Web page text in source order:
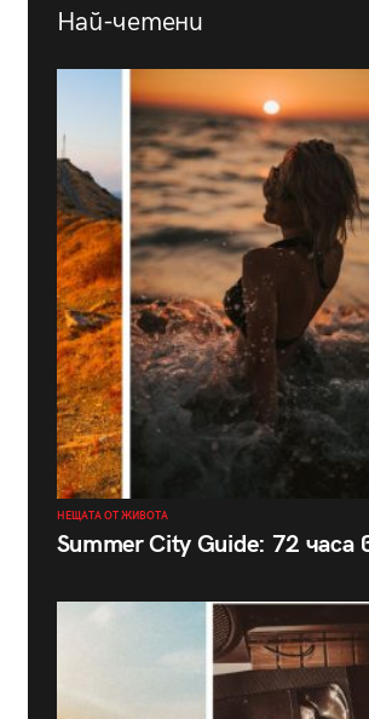
Най-четени
НЕЩАТА ОТ ЖИВОТА
Summer City Guide: 72 часа